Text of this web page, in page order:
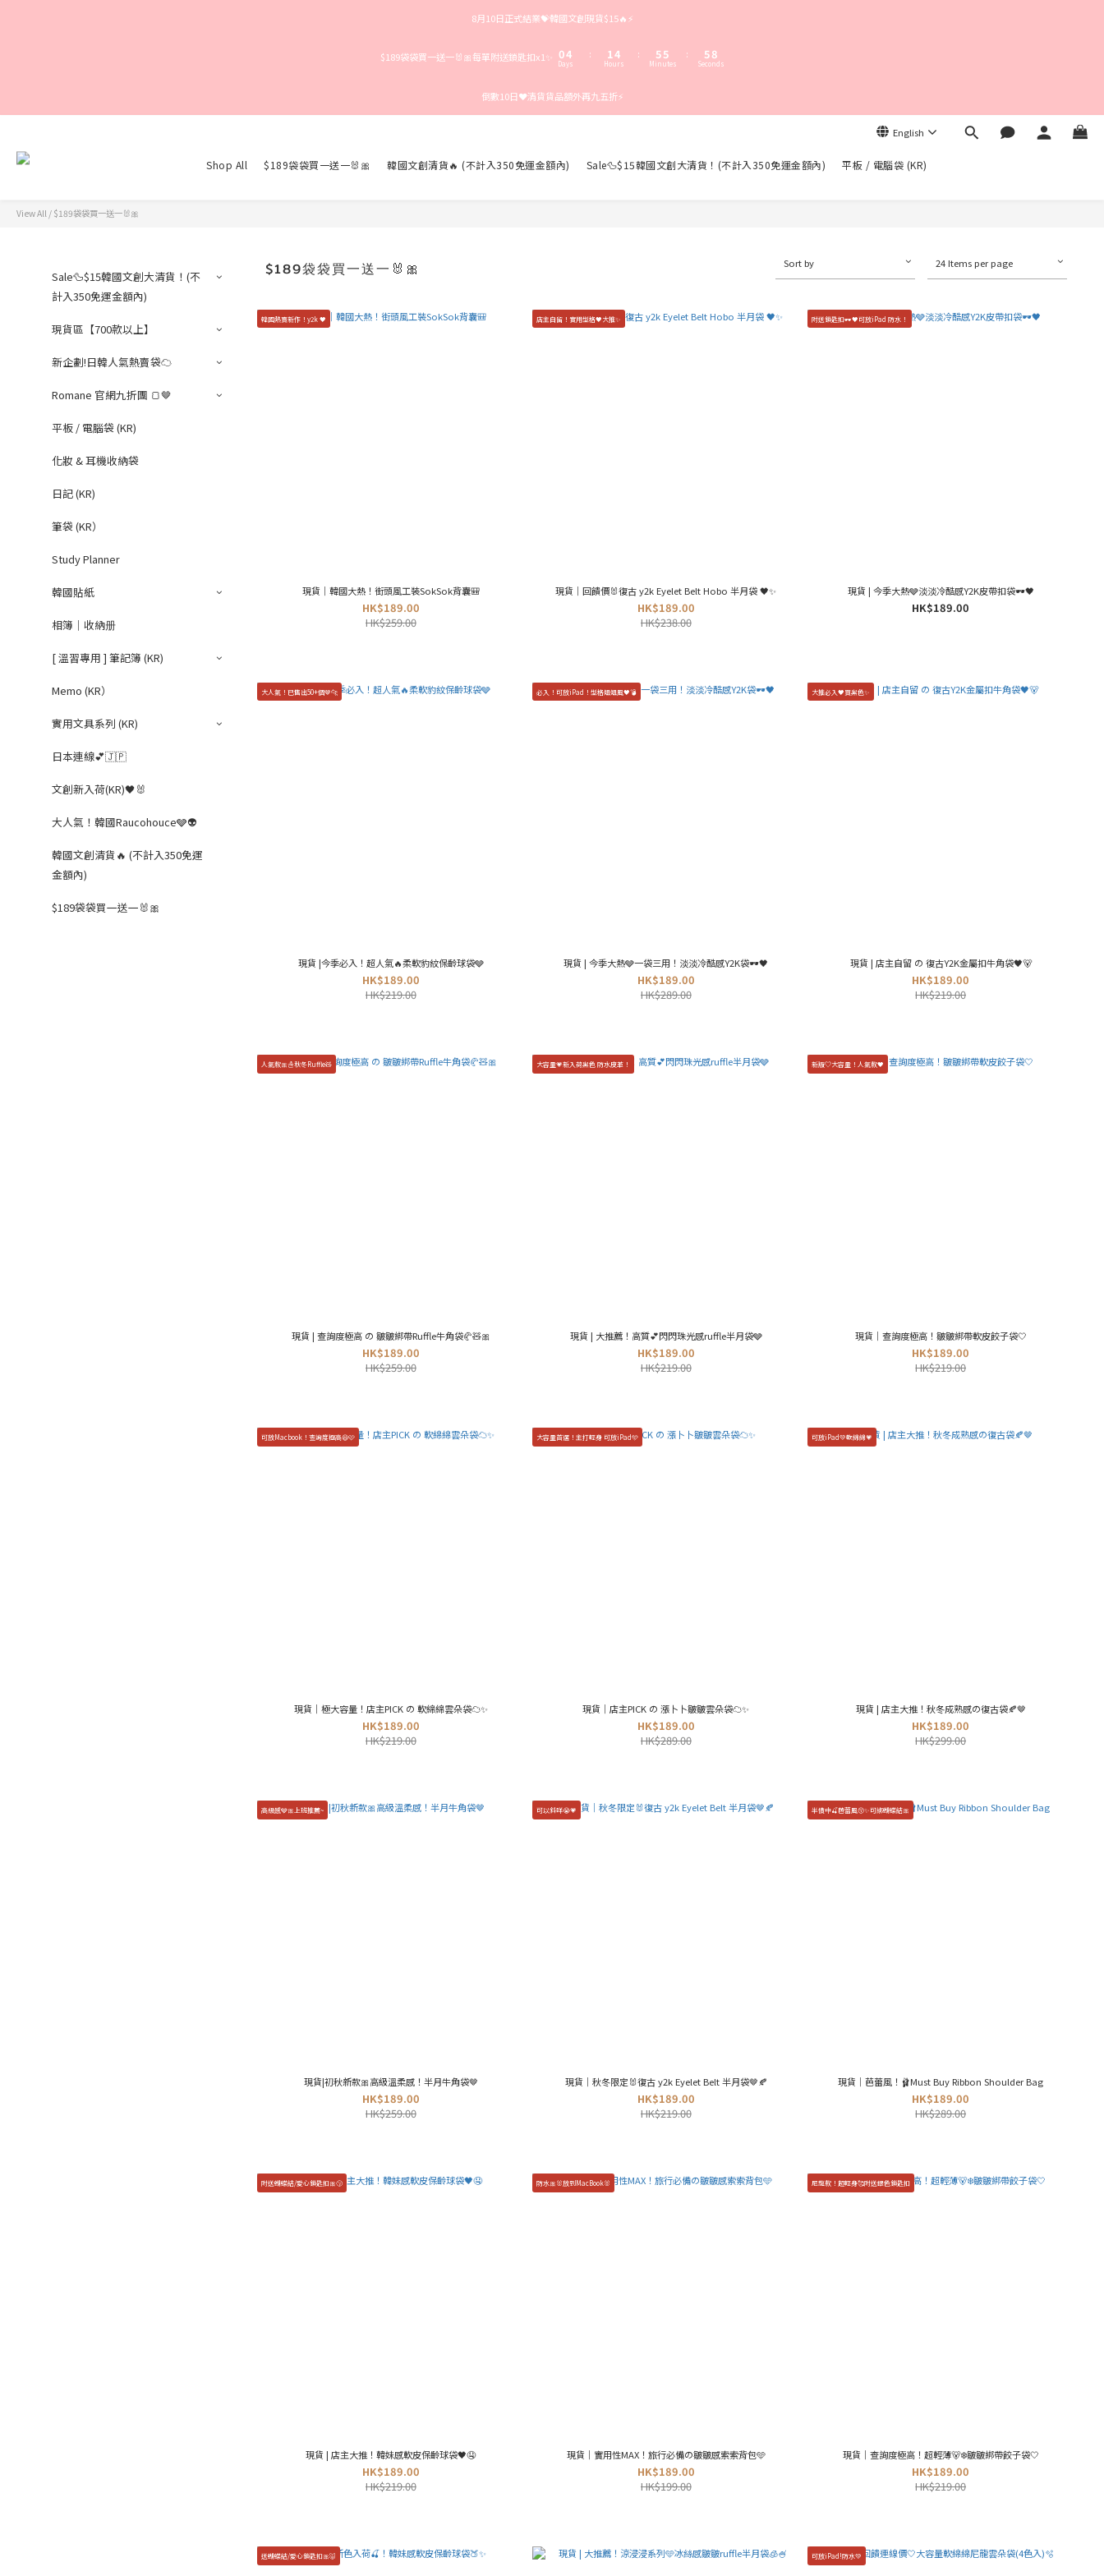
8月10日正式結業💝韓國文創現貨$15🔥⚡️
$189袋袋買一送一🐰🎀每單附送鎖匙扣x1✨
2
0
6
4
3
1
0
Days
:
3
1
0
6
4
3
1
0
Hours
:
5
4
1
5
4
1
Minutes
:
5
4
1
7
3
0
Seconds
倒數10日❤️清貨貨品額外再九五折⚡️
English
Shop All $189袋袋買一送一🐰🎀 韓國文創清貨🔥 (不計入350免運金額內) Sale🦆$15韓國文創大清貨！(不計入350免運金額內) 平板 / 電腦袋 (KR)
View All / $189袋袋買一送一🐰🎀
Sale🦆$15韓國文創大清貨！(不
計入350免運金額內)
現貨區【700款以上】
新企劃!日韓人氣熱賣袋☁️
Romane 官網九折團 🍞🤎
平板 / 電腦袋 (KR)
化妝 & 耳機收納袋
日記 (KR)
筆袋 (KR）
Study Planner
韓國貼紙
相簿｜收納册
[ 溫習專用 ] 筆記簿 (KR)
Memo (KR）
實用文具系列 (KR)
日本連線💕🇯🇵
文創新入荷(KR)🖤🐰
大人氣！韓國Raucohouce🩶👽
韓國文創清貨🔥 (不計入350免運
金額內)
$189袋袋買一送一🐰🎀
$189袋袋買一送一🐰🎀 Sort by 24 Items per page
韓國熱賣新作！y2k 🖤
現貨｜韓國大熱！街頭風工裝SokSok背囊🎒
HK$189.00
HK$259.00
店主自留！實用型格🖤大推✨
現貨｜回饋價🐰復古 y2k Eyelet Belt Hobo 半月袋 🖤✨
HK$189.00
HK$238.00
附送鎖匙扣🕶️🖤可放iPad 防水！
現貨 | 今季大熱🩶淡淡冷酷感Y2K皮帶扣袋🕶️🖤
HK$189.00
大人氣！已售出50+個🤎🐆
現貨 |今季必入！超人氣🔥柔軟豹紋保齡球袋🩶
HK$189.00
HK$219.00
必入！可放iPad！型格姐姐風🖤💣
現貨 | 今季大熱🩶一袋三用！淡淡冷酷感Y2K袋🕶️🖤
HK$189.00
HK$289.00
大推必入🖤買黑色✨
現貨 | 店主自留 の 復古Y2K金屬扣牛角袋🖤🐻
HK$189.00
HK$219.00
人氣款🎀☃️秋冬Ruffle🧸
現貨 | 查詢度極高 の 皺皺綁帶Ruffle牛角袋🥐🧸🎀
HK$189.00
HK$259.00
大容量💗新入荷黑色 防水皮革！
現貨 | 大推薦！高質💕閃閃珠光感ruffle半月袋🩶
HK$189.00
HK$219.00
新版♡大容量！人氣款🖤
現貨｜查詢度極高！皺皺綁帶軟皮餃子袋🤍
HK$189.00
HK$219.00
可放Macbook！查詢度極高😆🩷
現貨｜極大容量！店主PICK の 軟綿綿雲朵袋☁️✨
HK$189.00
HK$219.00
大容量首選！主打輕身 可放iPad🩵
現貨｜店主PICK の 漲卜卜皺皺雲朵袋☁️✨
HK$189.00
HK$289.00
可放iPad💚軟綿綿💗
現貨 | 店主大推！秋冬成熟感の復古袋🍂🤎
HK$189.00
HK$299.00
高級感🩶🎀上班推薦~
現貨|初秋新款🎀高級溫柔感！半月牛角袋🤎
HK$189.00
HK$259.00
可以斜咩😭💗
現貨｜秋冬限定🐰復古 y2k Eyelet Belt 半月袋🤎🍂
HK$189.00
HK$219.00
半價中🍒芭蕾風😚✨可綁蝴蝶結🎀
現貨｜芭蕾風！🩰Must Buy Ribbon Shoulder Bag
HK$189.00
HK$289.00
附送蝴蝶結/愛心鎖匙扣🎀😚
現貨 | 店主大推！韓妹感軟皮保齡球袋🖤🤤
HK$189.00
HK$219.00
防水🎀🐰放到MacBook🐰
現貨｜實用性MAX！旅行必備の皺皺感索索背包🩵
HK$189.00
HK$199.00
尼龍款！超輕身🥰附送銀色鎖匙扣
現貨｜查詢度極高！超輕薄🐻‍❄️皺皺綁帶餃子袋🤍
HK$189.00
HK$219.00
送蝴蝶結/愛心鎖匙扣🎀🐷 可放iPad!防水💚